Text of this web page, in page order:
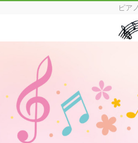
ピア